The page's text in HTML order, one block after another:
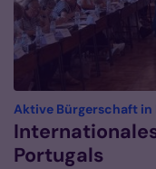
Aktive Bürgerschaft in
Portugals